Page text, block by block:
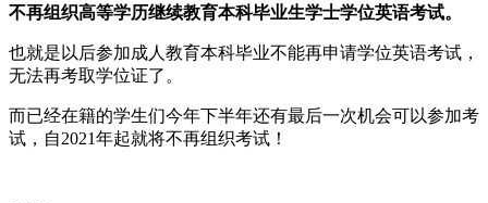
不再组织高等学历继续教育本科毕业生学士学位英语考试。
也就是以后参加成人教育本科毕业不能再申请学位英语考试，
无法再考取学位证了。
而已经在籍的学生们今年下半年还有最后一次机会可以参加考
试，自2021年起就将不再组织考试！